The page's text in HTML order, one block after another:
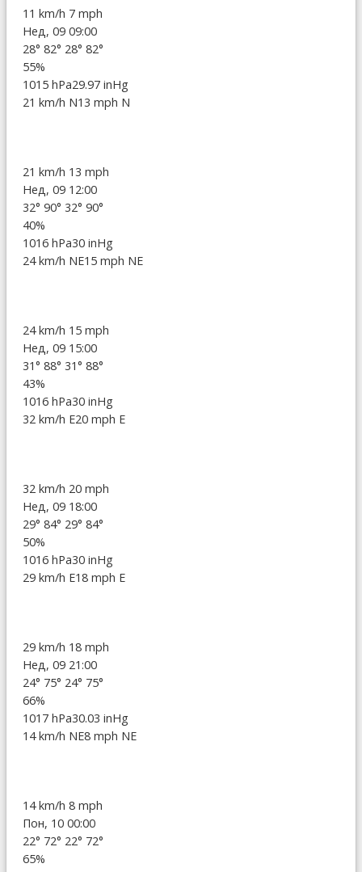
11 km/h 7 mph
Нед, 09 09:00
28° 82° 28° 82°
55%
1015 hPa29.97 inHg
21 km/h N13 mph N
21 km/h 13 mph
Нед, 09 12:00
32° 90° 32° 90°
40%
1016 hPa30 inHg
24 km/h NE15 mph NE
24 km/h 15 mph
Нед, 09 15:00
31° 88° 31° 88°
43%
1016 hPa30 inHg
32 km/h E20 mph E
32 km/h 20 mph
Нед, 09 18:00
29° 84° 29° 84°
50%
1016 hPa30 inHg
29 km/h E18 mph E
29 km/h 18 mph
Нед, 09 21:00
24° 75° 24° 75°
66%
1017 hPa30.03 inHg
14 km/h NE8 mph NE
14 km/h 8 mph
Пон, 10 00:00
22° 72° 22° 72°
65%